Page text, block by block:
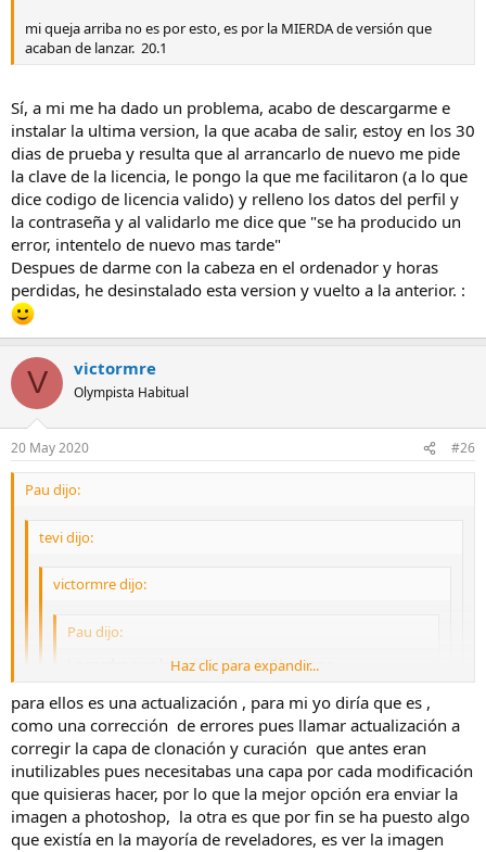
mi queja arriba no es por esto, es por la MIERDA de versión que
acaban de lanzar. 20.1
Sí, a mi me ha dado un problema, acabo de descargarme e
instalar la ultima version, la que acaba de salir, estoy en los 30
dias de prueba y resulta que al arrancarlo de nuevo me pide
la clave de la licencia, le pongo la que me facilitaron (a lo que
dice codigo de licencia valido) y relleno los datos del perfil y
la contraseña y al validarlo me dice que "se ha producido un
error, intentelo de nuevo mas tarde"
Despues de darme con la cabeza en el ordenador y horas
perdidas, he desinstalado esta version y vuelto a la anterior. :
V victormre
Olympista Habitual
20 May 2020 #26
Pau dijo:
tevi dijo:
victormre dijo:
Pau dijo:
La madre que los parió a los de Phaseone .....
No digo mas.
Haz clic para expandir...
esperemos que lancen la versión para las cámaras olympus,
es una p..t...d... la verdad que se margine esta marca, mas
cuando en tiendas se vende capture one para las cámaras
olympus.
saludos.
Haz clic para expandir...
Yo acabo de comprar mi primera Olympus y estoy con los 30
dias prueba y me como los c..... de pensar en pagar la version
Haz clic para expandir...
Es que no son bromas. Cuando empezó Sony con una versión en
exclusiva para ellos, el precio no eran 270 €, eran 70 para los
usuarios de Sony. Luego que no se quejen del pirateo.
mi queja arriba no es por esto, es por la MIERDA de versión que
Haz clic para expandir...
para ellos es una actualización , para mi yo diría que es ,
como una corrección de errores pues llamar actualización a
corregir la capa de clonación y curación que antes eran
inutilizables pues necesitabas una capa por cada modificación
que quisieras hacer, por lo que la mejor opción era enviar la
imagen a photoshop, la otra es que por fin se ha puesto algo
que existía en la mayoría de reveladores, es ver la imagen